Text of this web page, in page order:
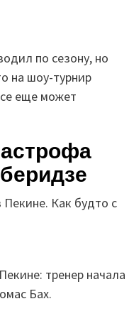
по сезону, но
на шоу-турнир
еще может
Как будто с
тренер начала
Бах.